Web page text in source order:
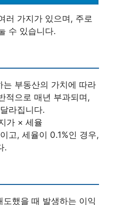
러 가지가 있으며, 주로
수 있습니다.
부동산의 가치에 따라
적으로 매년 부과되며,
라집니다.
가 × 세율
고, 세율이 0.1%인 경우,
.
했을 때 발생하는 이익